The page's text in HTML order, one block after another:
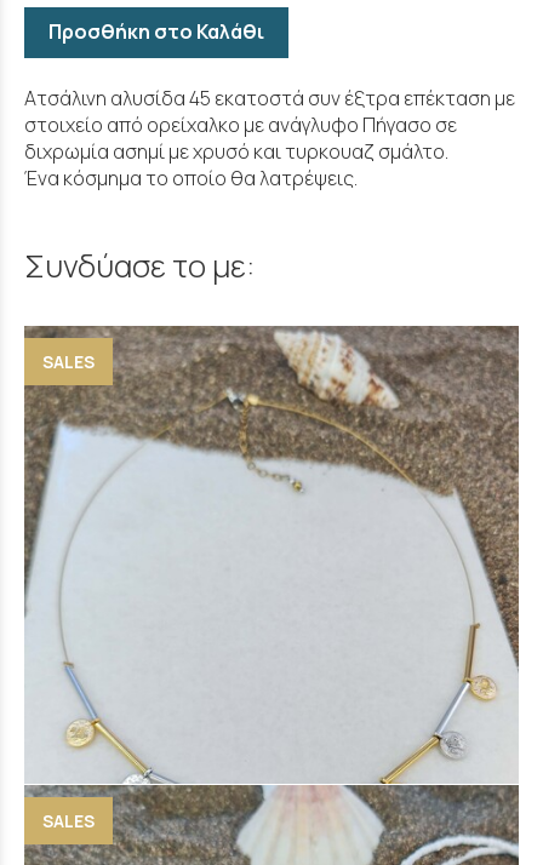
Προσθήκη στο Καλάθι
Ατσάλινη αλυσίδα 45 εκατοστά συν έξτρα επέκταση με
στοιχείο από ορείχαλκο με ανάγλυφο Πήγασο σε
διχρωμία ασημί με χρυσό και τυρκουαζ σμάλτο.
Ένα κόσμημα το οποίο θα λατρέψεις.
Συνδύασε το με:
SALES
SALES